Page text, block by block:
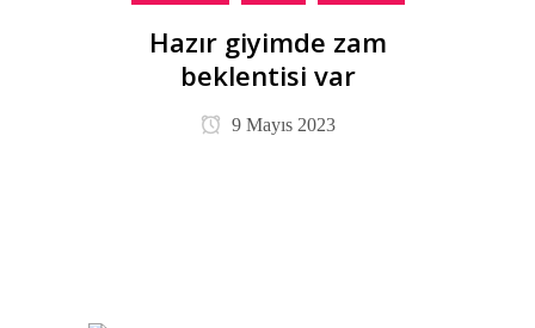
Hazır giyimde zam
beklentisi var
9 Mayıs 2023